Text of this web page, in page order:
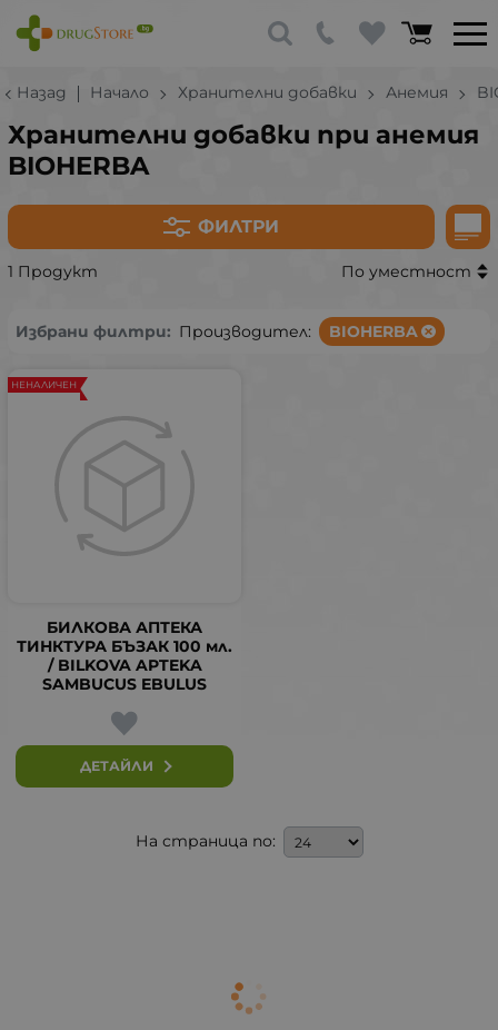
Назад Начало Хранителни добавки Анемия
Хранителни добавки при анемия
BIOHERBA
ФИЛТРИ
1 Продукт По уместност
Избрани филтри: Производител: BIOHERBA
БИЛКОВА АПТЕКА
ТИНКТУРА БЪЗАК 100 мл.
/ BILKOVA APTEKA
SAMBUCUS EBULUS
ДЕТАЙЛИ
НЕНАЛИЧЕН
На страница по: